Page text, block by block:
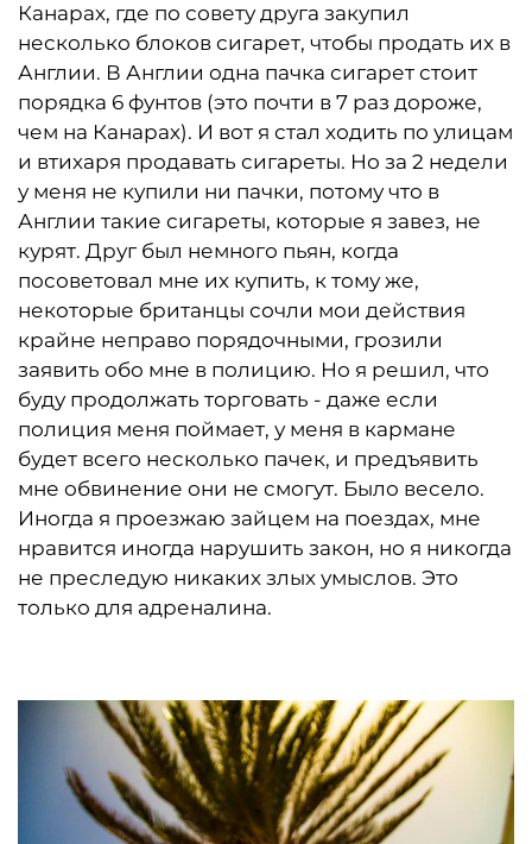
Канарах, где по совету друга закупил
несколько блоков сигарет, чтобы продать их в
Англии. В Англии одна пачка сигарет стоит
порядка 6 фунтов (это почти в 7 раз дороже,
чем на Канарах). И вот я стал ходить по улицам
и втихаря продавать сигареты. Но за 2 недели
у меня не купили ни пачки, потому что в
Англии такие сигареты, которые я завез, не
курят. Друг был немного пьян, когда
посоветовал мне их купить, к тому же,
некоторые британцы сочли мои действия
крайне неправо порядочными, грозили
заявить обо мне в полицию. Но я решил, что
буду продолжать торговать - даже если
полиция меня поймает, у меня в кармане
будет всего несколько пачек, и предъявить
мне обвинение они не смогут. Было весело.
Иногда я проезжаю зайцем на поездах, мне
нравится иногда нарушить закон, но я никогда
не преследую никаких злых умыслов. Это
только для адреналина.